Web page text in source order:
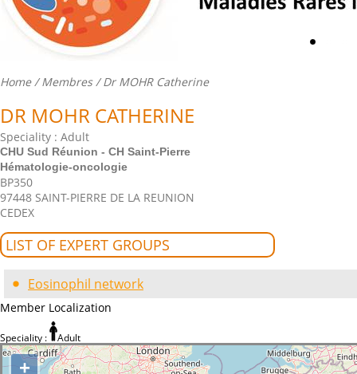
Home/Membres/ Dr MOHR Catherine
DR MOHR CATHERINE
Speciality : Adult
CHU Sud Réunion - CH Saint-Pierre
Hématologie-oncologie
BP350
97448 SAINT-PIERRE DE LA REUNION
CEDEX
LIST OF EXPERT GROUPS
Eosinophil network
Member Localization
Speciality : Adult
+